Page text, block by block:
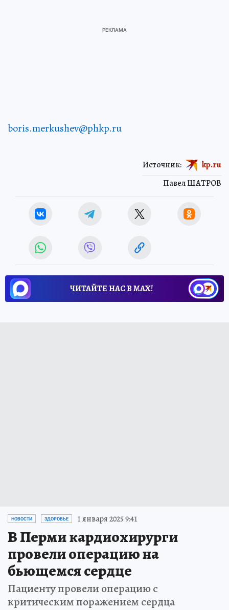
boris.merkushev@phkp.ru
Павел ШАТРОВ
Источник: kp.ru
ЧИТАЙТЕ НАС В МАХ!
НОВОСТИ ЗДОРОВЬЕ 1 января 2025 9:41
В Перми кардиохирурги
провели операцию на
бьющемся сердце
Пациенту провели операцию с
критическим поражением сердца